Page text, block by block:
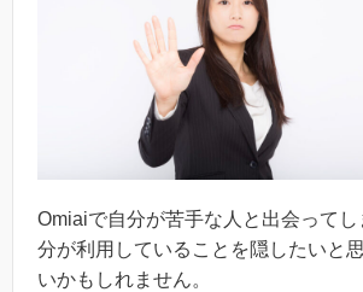
Omiaiで自分が苦手な人と出会ってし
分が利用していることを隠したいと
いかもしれません。